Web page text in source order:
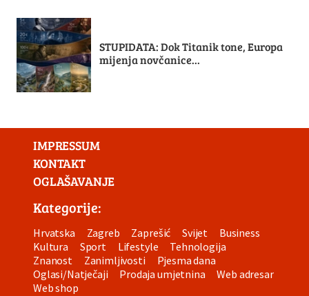
STUPIDATA: Dok Titanik tone, Europa
mijenja novčanice...
IMPRESSUM
KONTAKT
OGLAŠAVANJE
Kategorije:
Hrvatska Zagreb Zaprešić Svijet
Business
Kultura
Sport Lifestyle
Tehnologija
Znanost
Zanimljivosti
Pjesma dana
Oglasi/Natječaji
Prodaja umjetnina
Web adresar
Web shop